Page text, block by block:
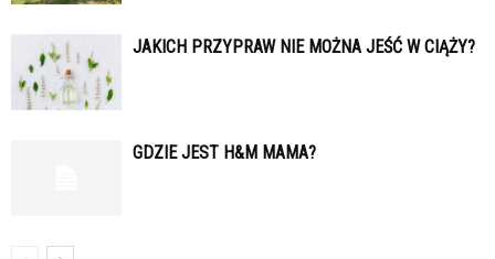
JAKICH PRZYPRAW NIE MOŻNA JEŚĆ W CIĄŻY?
GDZIE JEST H&M MAMA?